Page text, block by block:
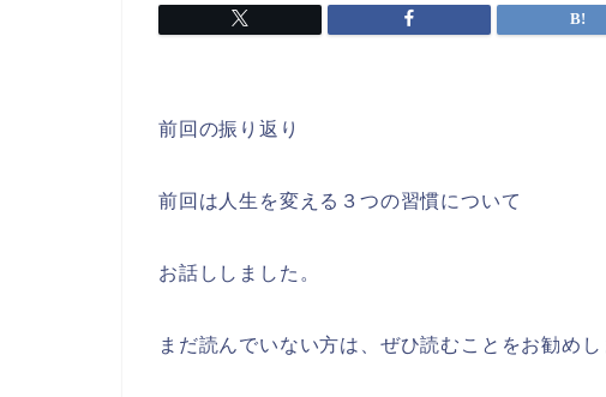
前回の振り返り
前回は人生を変える３つの習慣について
お話ししました。
まだ読んでいない方は、ぜひ読むことをお勧めし